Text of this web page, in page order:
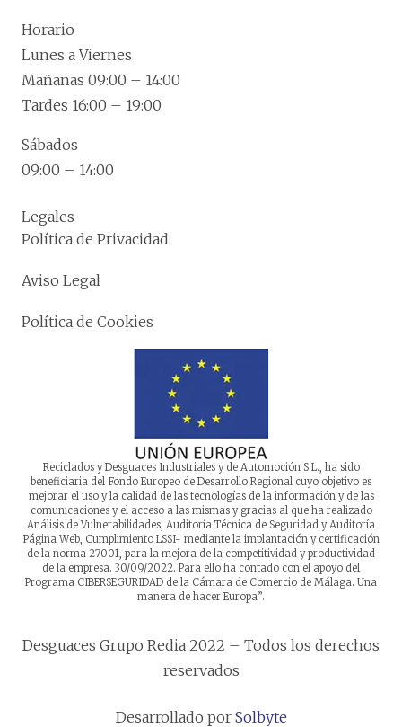
Horario
Lunes a Viernes
Mañanas 09:00 – 14:00
Tardes 16:00 – 19:00
Sábados
09:00 – 14:00
Legales
Política de Privacidad
Aviso Legal
Política de Cookies
Reciclados y Desguaces Industriales y de Automoción S.L., ha sido
beneficiaria del Fondo Europeo de Desarrollo Regional cuyo objetivo es
mejorar el uso y la calidad de las tecnologías de la información y de las
comunicaciones y el acceso a las mismas y gracias al que ha realizado
Análisis de Vulnerabilidades, Auditoría Técnica de Seguridad y Auditoría
Página Web, Cumplimiento LSSI- mediante la implantación y certificación
de la norma 27001, para la mejora de la competitividad y productividad
de la empresa. 30/09/2022. Para ello ha contado con el apoyo del
Programa CIBERSEGURIDAD de la Cámara de Comercio de Málaga. Una
manera de hacer Europa”.
Desguaces Grupo Redia 2022 – Todos los derechos
reservados
Desarrollado por Solbyte